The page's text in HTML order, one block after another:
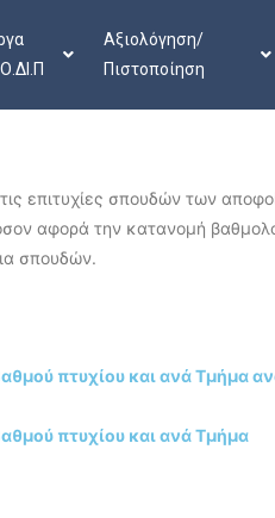
Αξιολόγηση/
Πιστοποίηση
επιτυχίες σπουδών των
αφορά την κατανομή
σπουδών.
πτυχίου και ανά Τμήμα
πτυχίου και ανά Τμήμα